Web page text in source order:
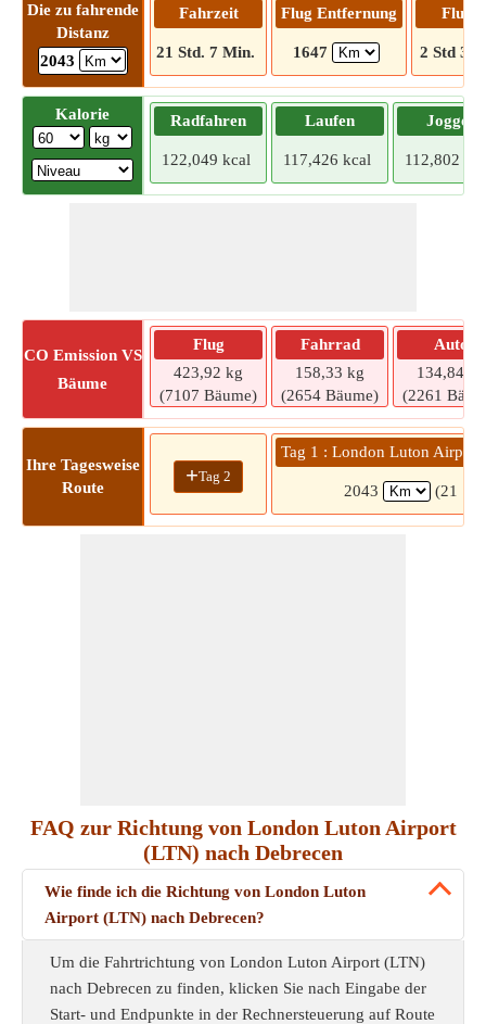
Die zu fahrende
Distanz
2043
Fahrzeit
21 Std. 7 Min.
Flug Entfernung
1647 2 Std 32
Kalorie Radfahren
122,049 kcal
Laufen
117,426 kcal
Joggen
112,802
CO Emission VS
Bäume
Flug
423,92 kg
(7107 Bäume)
Fahrrad
158,33 kg
(2654 Bäume)
Auto
134,84 kg
(2261
Ihre Tagesweise
Route
+Tag 2
Tag 1 : London Luton Airport
2043 (21
FAQ zur Richtung von London Luton Airport
(LTN) nach Debrecen
Wie finde ich die Richtung von London Luton
Airport (LTN) nach Debrecen?
Um die Fahrtrichtung von London Luton Airport (LTN)
nach Debrecen zu finden, klicken Sie nach Eingabe der
Start- und Endpunkte in der Rechnersteuerung auf Route